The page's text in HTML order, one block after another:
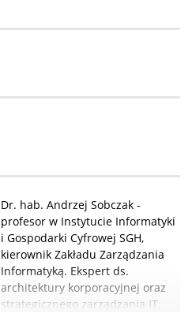
Dr. hab. Andrzej Sobczak -
profesor w Instytucie Informatyki
i Gospodarki Cyfrowej SGH,
kierownik Zakładu Zarządzania
Informatyką. Ekspert ds.
architektury korporacyjnej oraz
strategicznego zarządzania IT.